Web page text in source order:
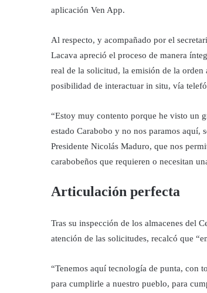
aplicación Ven App.
Al respecto, y acompañado por el
Lacava apreció el proceso de manera
real de la solicitud, la emisión de la
posibilidad de interactuar in situ, vía
“Estoy muy contento porque he visto un
estado Carabobo y no nos paramos aquí,
Presidente Nicolás Maduro, que nos
carabobeños que requieren o necesitan
Articulación perfecta
Tras su inspección de los almacenes del
atención de las solicitudes, recalcó que
“Tenemos aquí tecnología de punta, con
para cumplirle a nuestro pueblo, para